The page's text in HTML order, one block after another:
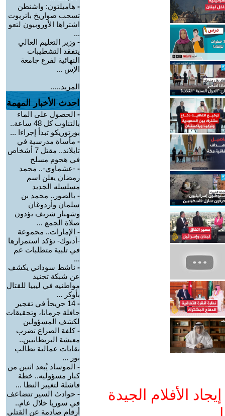
الأفلام الجيدة
- هاميلتون: واشنطن
تسحب صواريخ باتريوت
اشتراها الأوروبيون لتعو
...
- وزير التعليم العالي
يتفقد التشطيبات
النهائية لفرع جامعة
الإس ...
المزيد.....
احدث الأخبار المهمة
- الحصول على الماء
بالتناوب كل 48 ساعة..
بورتوريكو تبدأ إجراءا ...
- مأساة مدرسية في
تايلاند.. مقتل 7 أشخاص
في هجوم مسلح
- -عشماوي-.. محمد
رمضان يعلن اسم
مسلسله الجديد
- بالصور.. محمد بن
سلمان وأردوغان
وشهباز شريف يؤدون
صلاة الجمع ...
- الإمارات.. مجموعة
-أدنوك- تؤكد استمرارها
في تلبية متطلبات عم
...
- ناشط سوداني يكشف
عن شبكة تجنيد
مواطنيه في ليبيا للقتال
بأوكر ...
-
14 جريحاً في تفجير
حافلة جرمانا، وتحقيقات
لكشف المسؤولين
-كلفة الصراع تضرب
معيشة البريطانيين..
نقابات عمالية تطالب
بور ...
- الموساد يُبعد اثنين من
كبار مسؤوليه.. خطة
فاشلة لتغيير النظا ...
- حوادث السير تتضاعف
في سوريا خلال عام..
أرقام صادمة عن القتلى